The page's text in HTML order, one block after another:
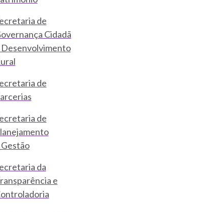
de
Cidadã
Desenvolvimento
de
de
Gestão
da
e